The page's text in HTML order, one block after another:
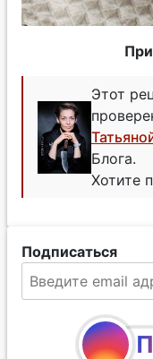
Этот
Блога.
Хотите
Подписаться